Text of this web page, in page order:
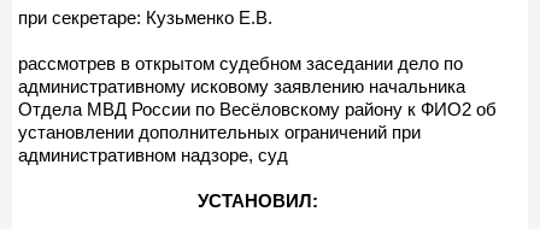
при секретаре: Кузьменко Е.В.
рассмотрев в открытом судебном заседании дело по
административному исковому заявлению начальника
Отдела МВД России по Весёловскому району к ФИО2 об
установлении дополнительных ограничений при
административном надзоре, суд
УСТАНОВИЛ: